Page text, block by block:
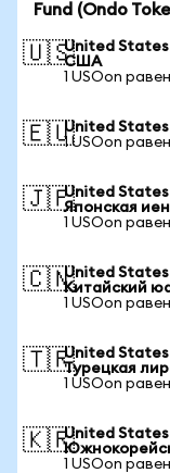
Fund (Ondo
🇺🇸United States
США
1 USOon
🇪🇺United States
1 USOon
🇯🇵United States
Японская
1 USOon
🇨🇳United States
Китайский
1 USOon
🇹🇷United States
Турецкая
1 USOon
🇰🇷United States
1 USOon